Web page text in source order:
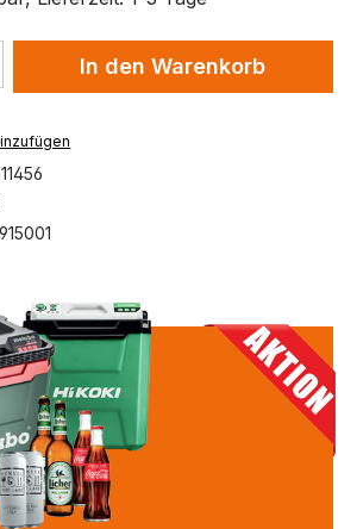
Gib den
In den Warenkorb